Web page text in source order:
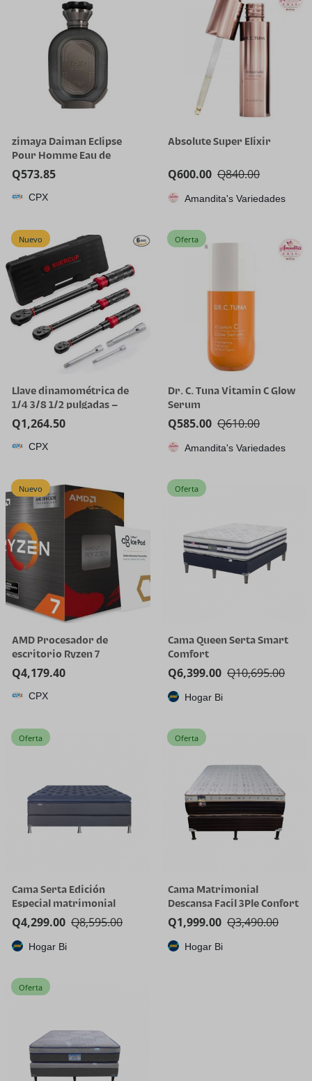
zimaya Daiman Eclipse
Pour Homme Eau de
Parfum, 100ml (3.4 oz)
Q573.85
CPX
Absolute Super Elixir
Q840.00
Q600.00
Amandita's Variedades
Nuevo
Llave dinamométrica de
1/4 3/8 1/2 pulgadas –
Juego de 3 llaves
dinamométricas de 20-240
pulgadas, 5-45 pies, 10-170
de doble dirección de 72
dientes
Q1,264.50
CPX
Oferta
Dr. C. Tuna Vitamin C Glow
Serum
Q610.00
Q585.00
Amandita's Variedades
Nuevo
AMD Procesador de
escritorio Ryzen 7
5800X3D de 8 núcleos y 16
hilos con tecnología AMD
3D V-Cache
Q4,179.40
CPX
Oferta
Cama Queen Serta Smart
Comfort
Q10,695.00
Q6,399.00
Hogar Bi
Oferta
Cama Serta Edición
Especial matrimonial
Q8,595.00
Q4,299.00
Hogar Bi
Oferta
Cama Matrimonial
Descansa Facil 3Ple Confort
Q3,490.00
Q1,999.00
Hogar Bi
Oferta